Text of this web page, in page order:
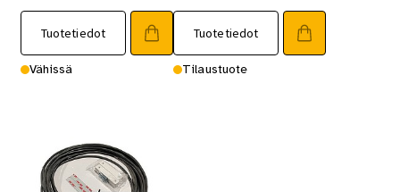
Tuotetiedot
Vähissä
Tuotetiedot
Tilaustuote